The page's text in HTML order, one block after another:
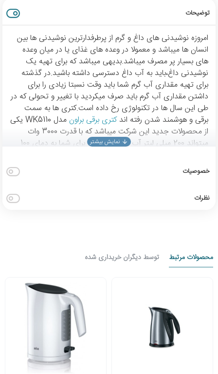
توضیحات
امروزه نوشیدنی های داغ و گرم از پرطرفدارترین نوشیدنی ها بین
انسان ها میباشد و معمولا در وعده های غذای یا در میان وعده
های بسیار پر مصرف میباشد.بدیهی میباشد که برای تهیه یک
نوشیدنی داغ،باید به آب داغ دسترسی داشته باشید.در گذشته
برای تهیه مقداری آب گرم شما باید وقت نسبتا زیادی را برای
داشتن مقداری آب گرم باید صرف میکردید با تغییر و تحولی که در
طی این سال ها در تکنولوژی رخ داده است.کتری ها به سمت
برقی و هوشمند شدن رفته اندکتری برقی براون مدل WK5110 یکی
از محصولات جدید این شرکت میباشد که با قدرت 3000 وات
میتواند 200 میلی لیتر آب را در 35 ثانیه برای شما به دمای 100
چیزی که میخواهید برسید.از نظر طراحی و زیبای به جرات میشه
گفت این محصول یکی از زیبا ترین طراحی ها را دارد و
دستگاه از استیل زد زنگ و دسته ای پلاستیک فشرده ساخته شده
خصوصیات
نظرات
محصولات مرتبط توسط دیگران خریداری شده